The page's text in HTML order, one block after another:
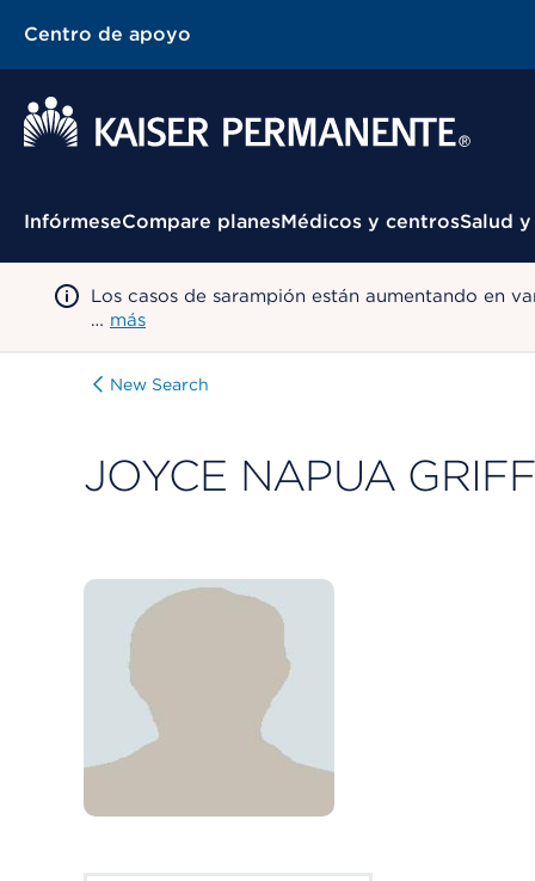
Centro de apoyo
Menú contextual
InfórmeseCompare planesMédicos y centrosSalud
Los casos de sarampión están aumentando en
… más
New Search
JOYCE NAPUA